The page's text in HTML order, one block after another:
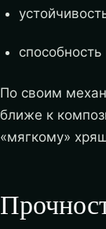
По своим
ближе к
«мягкому»